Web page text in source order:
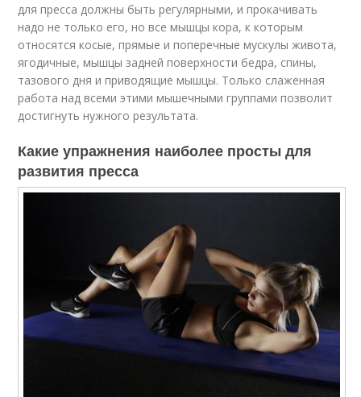
для пресса должны быть регулярными, и прокачивать
надо не только его, но все мышцы кора, к которым
относятся косые, прямые и поперечные мускулы живота,
ягодичные, мышцы задней поверхности бедра, спины,
тазового дня и приводящие мышцы. Только слаженная
работа над всеми этими мышечными группами позволит
достигнуть нужного результата.
Какие упражнения наиболее просты для
развития пресса